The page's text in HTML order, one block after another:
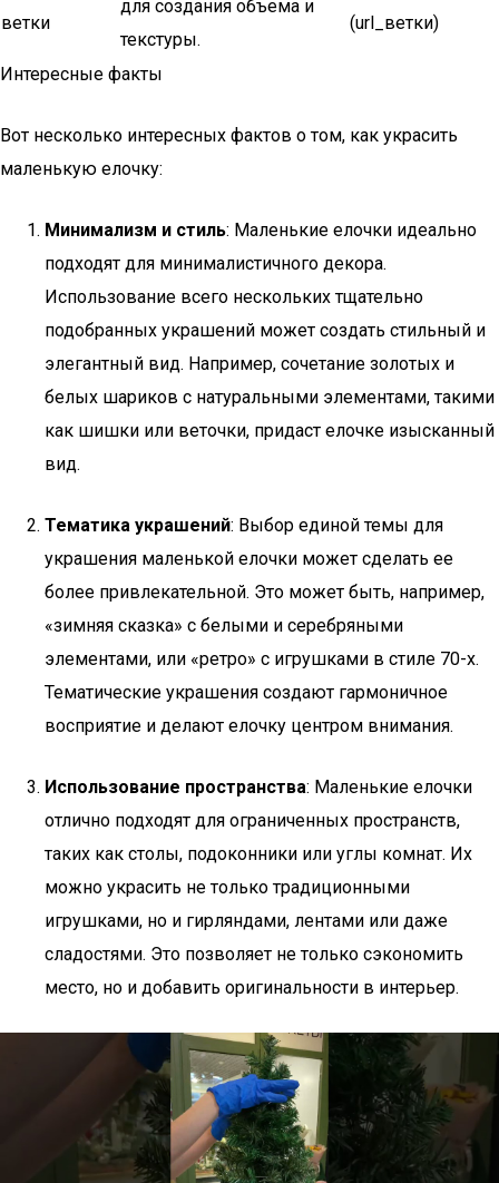
ветки
для создания объема и
текстуры.
(url_ветки)
Интересные факты
Вот несколько интересных фактов о том, как украсить
маленькую елочку:
Минимализм и стиль: Маленькие елочки идеально
подходят для минималистичного декора.
Использование всего нескольких тщательно
подобранных украшений может создать стильный и
элегантный вид. Например, сочетание золотых и
белых шариков с натуральными элементами, такими
как шишки или веточки, придаст елочке изысканный
вид.
Тематика украшений: Выбор единой темы для
украшения маленькой елочки может сделать ее
более привлекательной. Это может быть, например,
«зимняя сказка» с белыми и серебряными
элементами, или «ретро» с игрушками в стиле 70-х.
Тематические украшения создают гармоничное
восприятие и делают елочку центром внимания.
Использование пространства: Маленькие елочки
отлично подходят для ограниченных пространств,
таких как столы, подоконники или углы комнат. Их
можно украсить не только традиционными
игрушками, но и гирляндами, лентами или даже
сладостями. Это позволяет не только сэкономить
место, но и добавить оригинальности в интерьер.